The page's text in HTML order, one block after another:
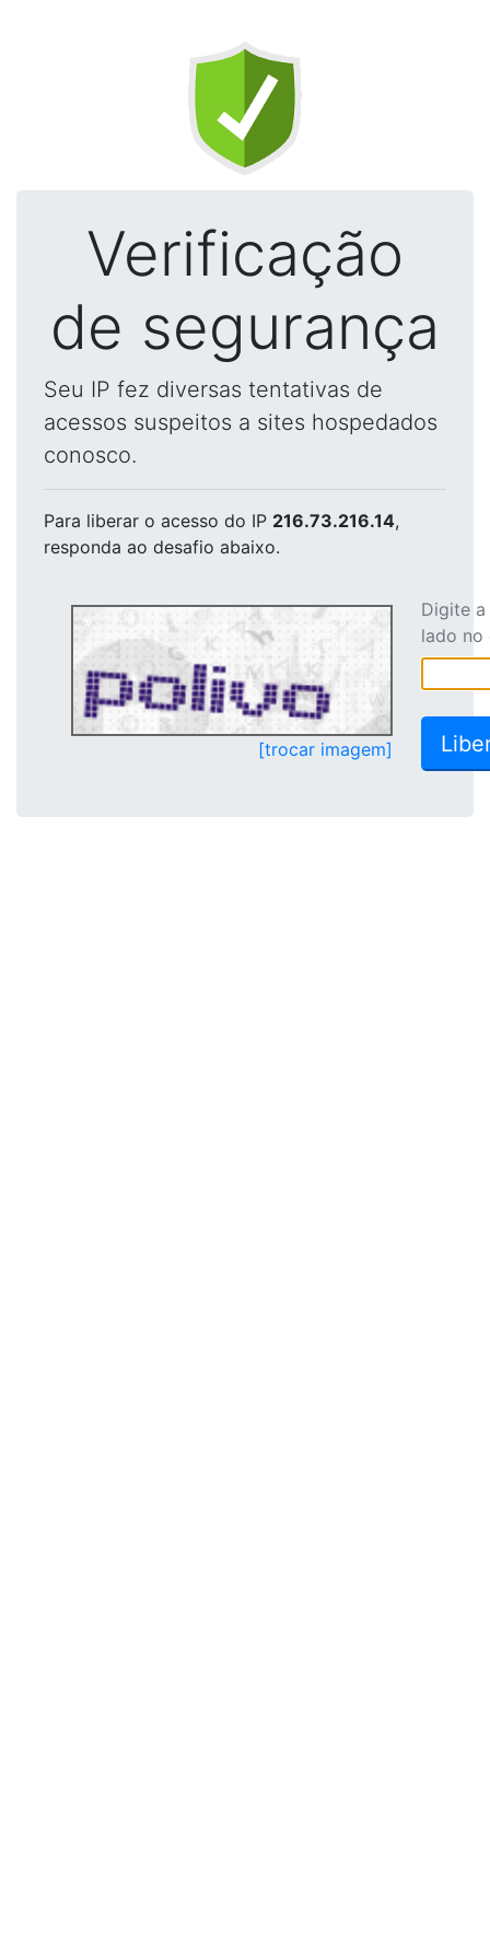
Verificação
de segurança
Seu IP fez diversas tentativas de
acessos suspeitos a sites hospedados
conosco.
Para liberar o acesso do IP 216.73.216.14,
responda ao desafio abaixo.
[trocar imagem]
Digite
lado no